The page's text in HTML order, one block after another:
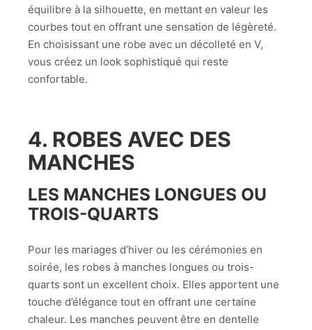
équilibre à la silhouette, en mettant en valeur les
courbes tout en offrant une sensation de légèreté.
En choisissant une robe avec un décolleté en V,
vous créez un look sophistiqué qui reste
confortable.
4. ROBES AVEC DES
MANCHES
LES MANCHES LONGUES OU
TROIS-QUARTS
Pour les mariages d’hiver ou les cérémonies en
soirée, les robes à manches longues ou trois-
quarts sont un excellent choix. Elles apportent une
touche d’élégance tout en offrant une certaine
chaleur. Les manches peuvent être en dentelle